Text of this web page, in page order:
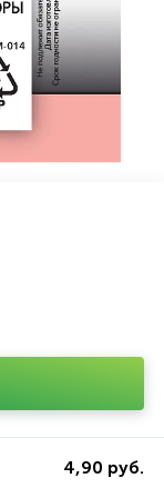
4,90 руб.